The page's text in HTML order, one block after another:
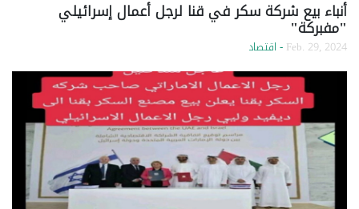
أنباء بيع شركة سكر في قنا لرجل أعمال إسرائيلي
"مفبركة"
Feb. 29, 2024 - اقتصاد